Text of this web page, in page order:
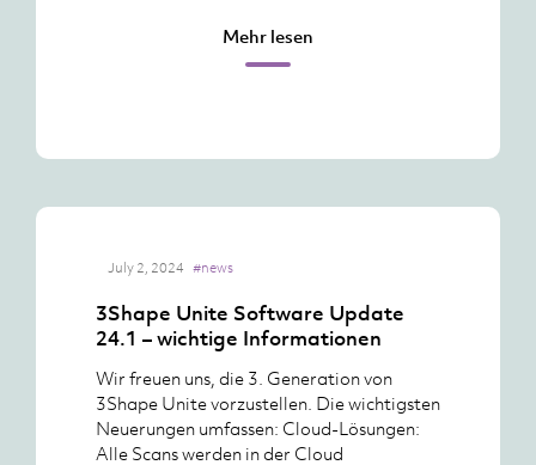
Mehr lesen
July 2, 2024 #news
3Shape Unite Software Update
24.1 – wichtige Informationen
Wir freuen uns, die 3. Generation von
3Shape Unite vorzustellen. Die wichtigsten
Neuerungen umfassen: Cloud-Lösungen:
Alle Scans werden in der Cloud